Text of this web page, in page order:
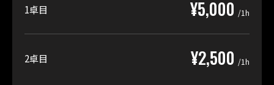
1卓目 ¥5,000 /1h
2卓目 ¥2,500 /1h